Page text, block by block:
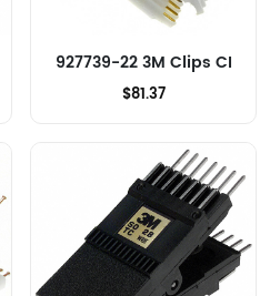
927739-22 3M Clips CI
$81.37